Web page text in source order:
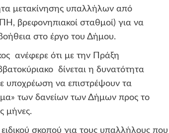
μετακίνησης υπαλλήλων από
βρεφονηπιακοί σταθμοί) για να
στο έργο του Δήμου.
ανέφερε ότι με την Πράξη
δίνεται η δυνατότητα
υποχρέωση να επιστρέψουν τα
» των δανείων των Δήμων προς το
μήνες.
σκοπού για τους υπαλλήλους που